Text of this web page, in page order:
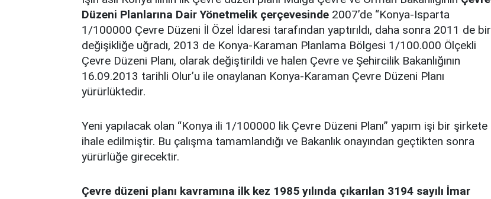
Düzeni Planlarına Dair Yönetmelik çerçevesinde 2007’de “Konya-Isparta
1/100000 Çevre Düzeni İl Özel İdaresi tarafından yaptırıldı, daha sonra 2011 de bir
değişikliğe uğradı, 2013 de Konya-Karaman Planlama Bölgesi 1/100.000 Ölçekli
Çevre Düzeni Planı, olarak değiştirildi ve halen Çevre ve Şehircilik Bakanlığının
16.09.2013 tarihli Olur’u ile onaylanan Konya-Karaman Çevre Düzeni Planı
yürürlüktedir.
Yeni yapılacak olan “Konya ili 1/100000 lik Çevre Düzeni Planı” yapım işi bir şirkete
ihale edilmiştir. Bu çalışma tamamlandığı ve Bakanlık onayından geçtikten sonra
yürürlüğe girecektir.
Çevre düzeni planı kavramına ilk kez 1985 yılında çıkarılan 3194 sayılı İmar